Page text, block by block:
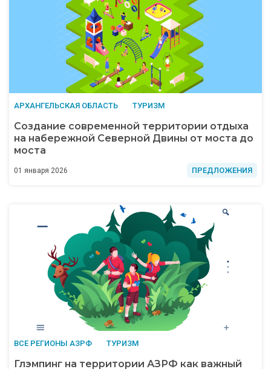
АРХАНГЕЛЬСКАЯ ОБЛАСТЬ ТУРИЗМ
Создание современной территории отдыха
на набережной Северной Двины от моста до
моста
01 января 2026 ПРЕДЛОЖЕНИЯ
ВСЕ РЕГИОНЫ АЗРФ ТУРИЗМ
Глэмпинг на территории АЗРФ как важный